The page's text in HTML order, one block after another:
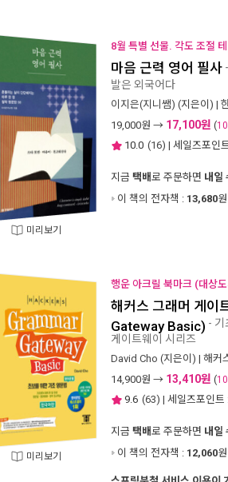
미리보기
8월 특별 선물. 각도 조절
마음 근력 영어 필사
발은 외국어다
이지은(지니쌤) (지은이) |
19,000원 → 17,100원 (
10.0 (16) | 세일즈포인
지금 택배로 주문하면 내일
이 책의 전자책 : 13,680원
미리보기
행운 아크릴 북마크 (대상
해커스 그래머 게이
Gateway Basic) - 기
게이트웨이 시리즈
David Cho (지은이) | 해커
14,900원 → 13,410원 (
9.6 (63) | 세일즈포인트
지금 택배로 주문하면 내일
이 책의 전자책 : 12,060원